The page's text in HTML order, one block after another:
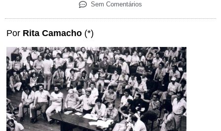
Sem Comentários
Por Rita Camacho (*)